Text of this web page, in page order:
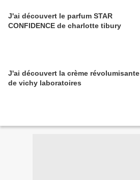
J'ai découvert le parfum STAR
CONFIDENCE de charlotte tibury
J'ai découvert la crème révolumisante
de vichy laboratoires